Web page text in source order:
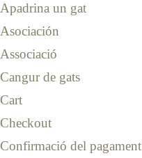
Apadrina un gat
Asociación
Associació
Cangur de gats
Cart
Checkout
Confirmació del pagament